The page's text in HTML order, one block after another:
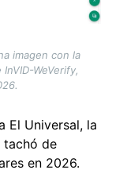
imagen con la
WeVerify,
El Universal, la
tachó de
en 2026.